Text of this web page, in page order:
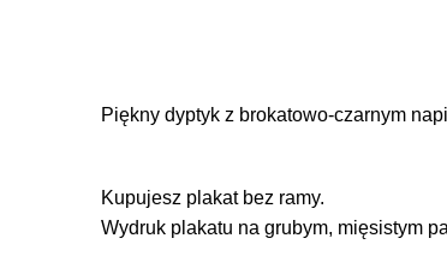
Piękny dyptyk z brokatowo-czarnym
Kupujesz plakat bez ramy.
Wydruk plakatu na grubym, mięsistym